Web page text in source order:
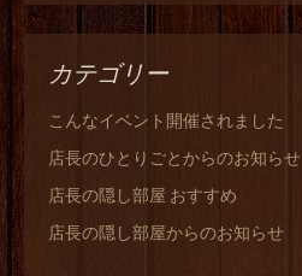
カテゴリー
こんなイベント開催されました
店長のひとりごとからのお知らせ
店長の隠し部屋 おすすめ
店長の隠し部屋からのお知らせ